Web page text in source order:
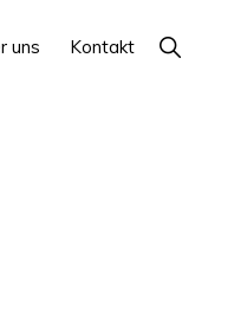
uns Kontakt Show
Search